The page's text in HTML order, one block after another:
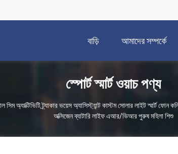
বাড়ি আমাদের সম্পর্কে
স্পোর্ট স্মার্ট ওয়াচ পণ্য
সিম অ্যাক্টিভিটি ট্র্যাকার ভয়েস অ্যাসিস্ট্যান্ট কাস্টম সোলার লাইট স্মার্ট
অক্সিজেন ব্যাটারি লাইফ এআর/ভিআর পুরুষ মহিলা শিশু